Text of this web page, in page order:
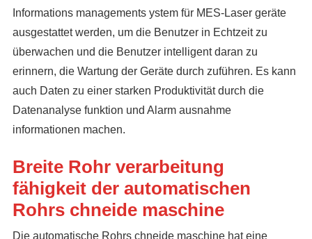
Informations managements ystem für MES-Laser geräte
ausgestattet werden, um die Benutzer in Echtzeit zu
überwachen und die Benutzer intelligent daran zu
erinnern, die Wartung der Geräte durch zuführen. Es kann
auch Daten zu einer starken Produktivität durch die
Datenanalyse funktion und Alarm ausnahme
informationen machen.
Breite Rohr verarbeitung
fähigkeit der automatischen
Rohrs chneide maschine
Die automatische Rohrs chneide maschine hat eine